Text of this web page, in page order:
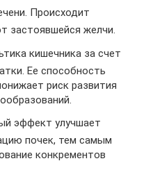
Происходит
застоявшейся желчи.
кишечника за счет
Ее способность
риск развития
эффект улучшает
почек, тем самым
конкрементов